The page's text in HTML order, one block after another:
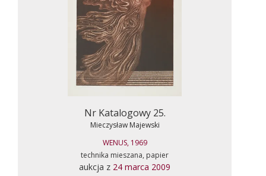
Nr Katalogowy 25.
Mieczysław Majewski
WENUS, 1969
technika mieszana, papier
aukcja z 24 marca 2009